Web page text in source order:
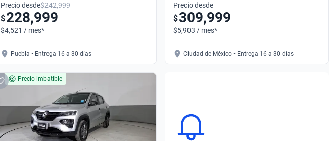
Precio desde$242,999
$228,999
$4,521 / mes*
Puebla • Entrega 16 a 30 días
Precio desde
$309,999
$5,903 / mes*
Ciudad de México • Entrega 16 a 30 días
Precio imbatible